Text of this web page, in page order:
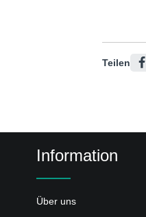
Teilen
Information
Über uns